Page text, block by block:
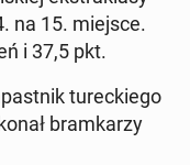
na 15. miejsce.
i 37,5 pkt.
tureck­iego
bramkarzy